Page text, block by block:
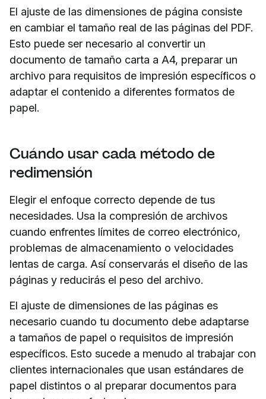
El ajuste de las dimensiones de página consiste
en cambiar el tamaño real de las páginas del PDF.
Esto puede ser necesario al convertir un
documento de tamaño carta a A4, preparar un
archivo para requisitos de impresión específicos o
adaptar el contenido a diferentes formatos de
papel.
Cuándo usar cada método de
redimensión
Elegir el enfoque correcto depende de tus
necesidades. Usa la compresión de archivos
cuando enfrentes límites de correo electrónico,
problemas de almacenamiento o velocidades
lentas de carga. Así conservarás el diseño de las
páginas y reducirás el peso del archivo.
El ajuste de dimensiones de las páginas es
necesario cuando tu documento debe adaptarse
a tamaños de papel o requisitos de impresión
específicos. Esto sucede a menudo al trabajar con
clientes internacionales que usan estándares de
papel distintos o al preparar documentos para